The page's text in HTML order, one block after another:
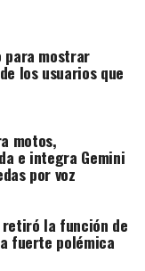
para mostrar
los usuarios que
motos,
e integra Gemini
por voz
la función de
fuerte polémica